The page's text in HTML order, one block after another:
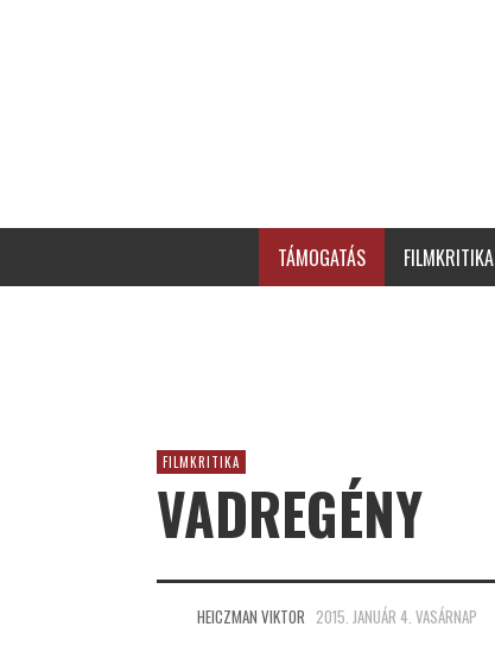
TÁMOGATÁS FILMKRITIKA
FILMKRITIKA
VADREGÉNY
HEICZMAN VIKTOR 2015. JANUÁR 4. VASÁRNAP